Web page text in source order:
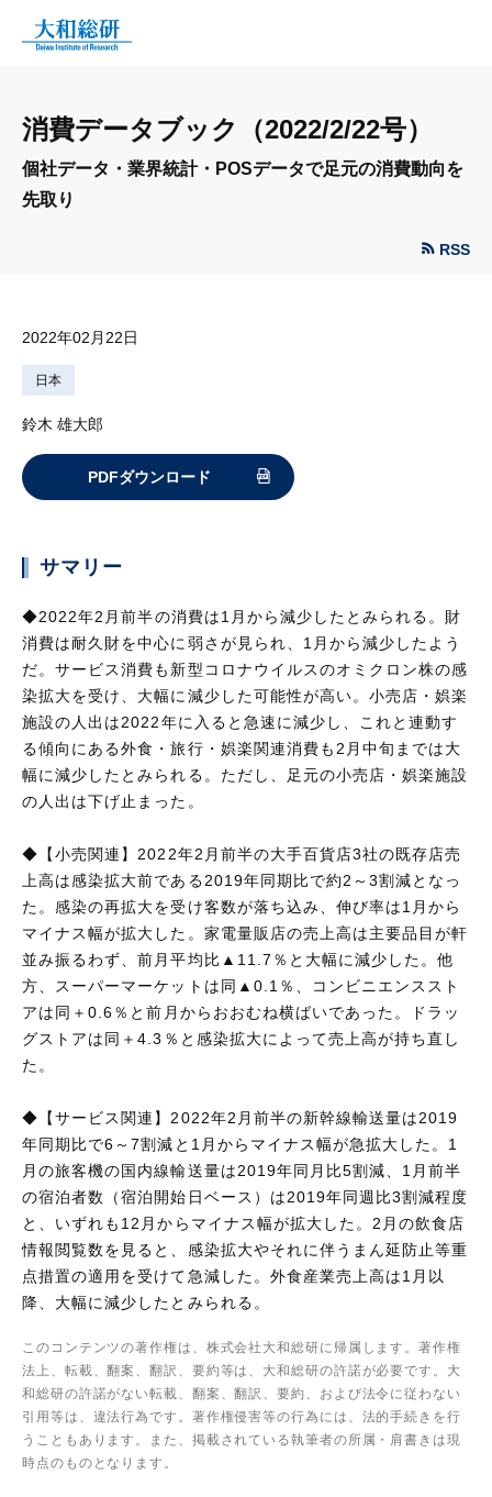
消費データブック（2022/2/22号）
個社データ・業界統計・POSデータで足元の消費動向を
先取り
RSS
2022年02月22日
日本
鈴木 雄大郎
PDFダウンロード
サマリー
◆2022年2月前半の消費は1月から減少したとみられる。財
消費は耐久財を中心に弱さが見られ、1月から減少したよう
だ。サービス消費も新型コロナウイルスのオミクロン株の感
染拡大を受け、大幅に減少した可能性が高い。小売店・娯楽
施設の人出は2022年に入ると急速に減少し、これと連動す
る傾向にある外食・旅行・娯楽関連消費も2月中旬までは大
幅に減少したとみられる。ただし、足元の小売店・娯楽施設
の人出は下げ止まった。
◆【小売関連】2022年2月前半の大手百貨店3社の既存店売
上高は感染拡大前である2019年同期比で約2～3割減となっ
た。感染の再拡大を受け客数が落ち込み、伸び率は1月から
マイナス幅が拡大した。家電量販店の売上高は主要品目が軒
並み振るわず、前月平均比▲11.7％と大幅に減少した。他
方、スーパーマーケットは同▲0.1％、コンビニエンススト
アは同＋0.6％と前月からおおむね横ばいであった。ドラッ
グストアは同＋4.3％と感染拡大によって売上高が持ち直し
た。
◆【サービス関連】2022年2月前半の新幹線輸送量は2019
年同期比で6～7割減と1月からマイナス幅が急拡大した。1
月の旅客機の国内線輸送量は2019年同月比5割減、1月前半
の宿泊者数（宿泊開始日ベース）は2019年同週比3割減程度
と、いずれも12月からマイナス幅が拡大した。2月の飲食店
情報閲覧数を見ると、感染拡大やそれに伴うまん延防止等重
点措置の適用を受けて急減した。外食産業売上高は1月以
降、大幅に減少したとみられる。
このコンテンツの著作権は、株式会社大和総研に帰属します。著作権
法上、転載、翻案、翻訳、要約等は、大和総研の許諾が必要です。大
和総研の許諾がない転載、翻案、翻訳、要約、および法令に従わない
引用等は、違法行為です。著作権侵害等の行為には、法的手続きを行
うこともあります。また、掲載されている執筆者の所属・肩書きは現
時点のものとなります。